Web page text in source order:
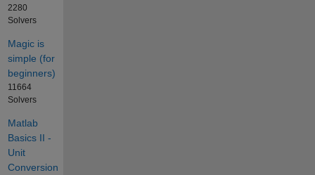
2280
Solvers
Magic is
simple (for
beginners)
11664
Solvers
Matlab
Basics II -
Unit
Conversion